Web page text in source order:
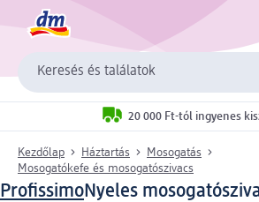
Keresés és találatok
20 000 Ft-tól ingyenes
Kezdőlap Háztartás
Mosogatás
Mosogatókefe és mosogatószivacs
ProfissimoNyeles